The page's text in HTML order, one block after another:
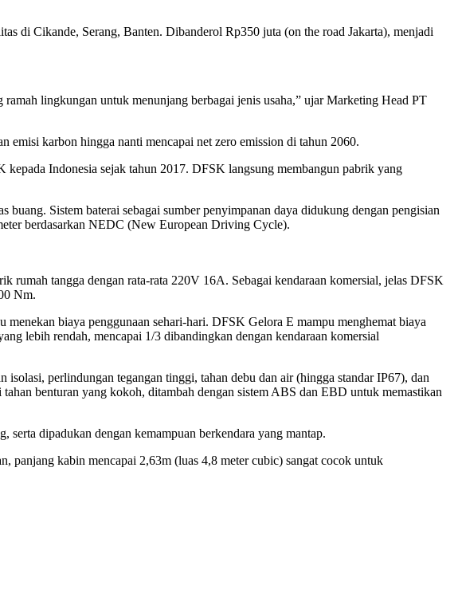
di Cikande, Serang, Banten. Dibanderol Rp350 juta (on the road Jakarta), menjadi
lingkungan untuk menunjang berbagai jenis usaha,” ujar Marketing Head PT
emisi karbon hingga nanti mencapai net zero emission di tahun 2060.
Indonesia sejak tahun 2017. DFSK langsung membangun pabrik yang
Sistem baterai sebagai sumber penyimpanan daya didukung dengan pengisian
berdasarkan NEDC (New European Driving Cycle).
tangga dengan rata-rata 220V 16A. Sebagai kendaraan komersial, jelas DFSK
Nm.
biaya penggunaan sehari-hari. DFSK Gelora E mampu menghemat biaya
lebih rendah, mencapai 1/3 dibandingkan dengan kendaraan komersial
perlindungan tegangan tinggi, tahan debu dan air (hingga standar IP67), dan
benturan yang kokoh, ditambah dengan sistem ABS dan EBD untuk memastikan
dipadukan dengan kemampuan berkendara yang mantap.
panjang kabin mencapai 2,63m (luas 4,8 meter cubic) sangat cocok untuk